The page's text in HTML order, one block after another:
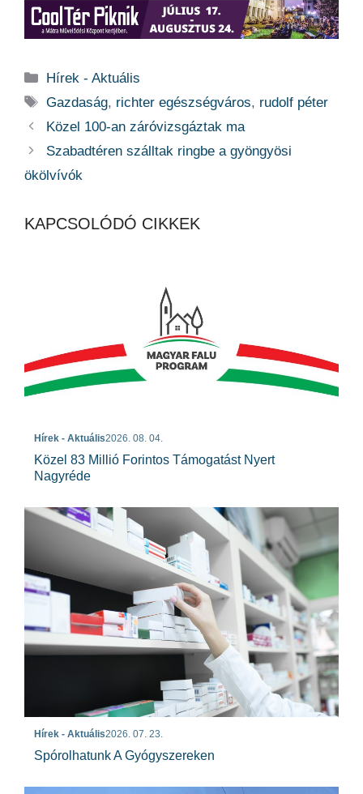
Kategória
Hírek - Aktuális
Címkék
Gazdaság, richter egészségváros, rudolf péter
Közel 100-an záróvizsgáztak ma
Szabadtéren szálltak ringbe a gyöngyösi
ökölvívók
KAPCSOLÓDÓ CIKKEK
Hírek - Aktuális2026. 08. 04.
Közel 83 Millió Forintos Támogatást Nyert
Nagyréde
Hírek - Aktuális2026. 07. 23.
Spórolhatunk A Gyógyszereken